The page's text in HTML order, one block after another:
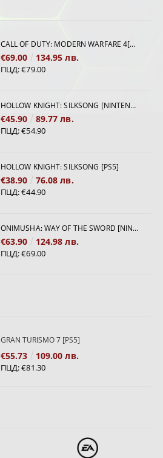
CALL OF DUTY: MODERN WARFARE 4[PS5]
€69.00 134.95 лв.
ПЦД:€79.00
HOLLOW KNIGHT: SILKSONG [NINTENDO SWITCH 2]
€45.90 89.77 лв.
ПЦД:€54.90
HOLLOW KNIGHT: SILKSONG [PS5]
€38.90 76.08 лв.
ПЦД:€44.90
ONIMUSHA: WAY OF THE SWORD [NINTENDO SWITCH 2]
€63.90 124.98 лв.
ПЦД:€69.00
GRAN TURISMO 7 [PS5]
€55.73 109.00 лв.
ПЦД:€81.30